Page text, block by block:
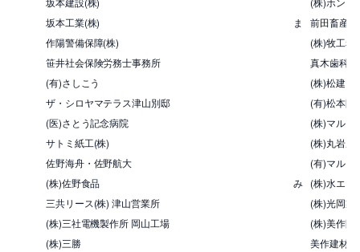
坂本工業(株)
ま
前田畜産
作陽警備保障(株)
(株)牧工務
笹井社会保険労務士事務所
真木歯科
(有)さしこう
(株)松建
ザ・シロヤマテラス津山別邸
(有)松本防
(医)さとう記念病院
(株)マルイ
サトミ紙工(株)
(株)丸岩産
佐野海舟・佐野航大
(有)マルフ
(株)佐野食品
み (株)水エコ
三共リース(株) 津山営業所
(株)光岡製
(株)三社電機製作所 岡山工場
(株)美作開
(株)三勝
美作建材(